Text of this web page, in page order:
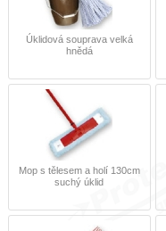
Úklidová souprava velká
hnědá
Mop s tělesem a holí 130cm
suchý úklid